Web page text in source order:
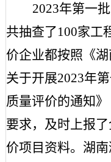
2023年第一
共抽查了100家工
价企业都按照《
关于开展2023年
质量评价的通知》
要求，及时上报
价项目资料。湖